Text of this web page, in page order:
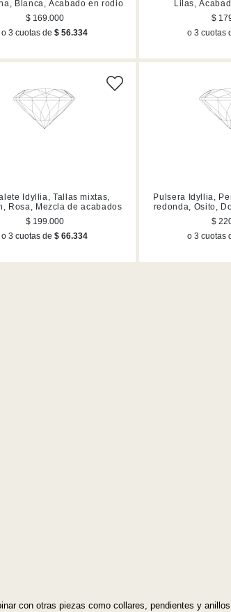
Blanca, Acabado en rodio
$ 169.000
o 3 cuotas de$ 56.334
Lilas,
$
o 3 cuotas
Idyllia, Tallas mixtas,
Rosa, Mezcla de acabados
$ 199.000
o 3 cuotas de$ 66.334
Pulsera Idyllia,
redonda, Osito,
$
o 3 cuotas
con otras piezas como collares, pendientes y